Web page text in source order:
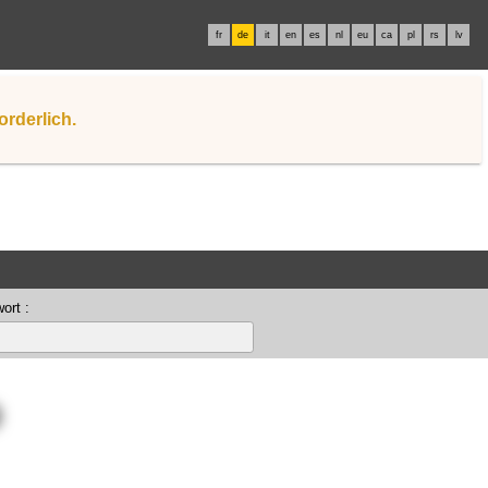
fr de it en es nl eu ca pl rs lv
: